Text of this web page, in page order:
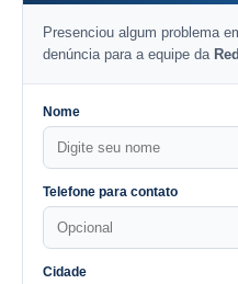
Presenciou algum problema
denúncia para a equipe da
Nome
Telefone para contato
Cidade